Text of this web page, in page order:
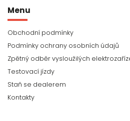
Menu
Obchodní podmínky
Podmínky ochrany osobních údajů
Zpětný odběr vysloužilých
Testovací jízdy
Staň se dealerem
Kontakty